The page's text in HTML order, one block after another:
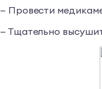
— Провести
— Тщательно